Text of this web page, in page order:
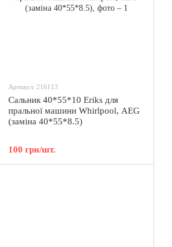
Артикул: 216113
Сальник 40*55*10 Eriks для
пральної машини Whirlpool, AEG
(заміна 40*55*8.5)
100 грн/шт.